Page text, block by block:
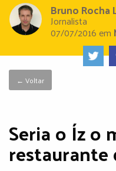
Bruno Rocha
Jornalista
07/07/2016 em
← Voltar
Seria o Íz o
restaurante